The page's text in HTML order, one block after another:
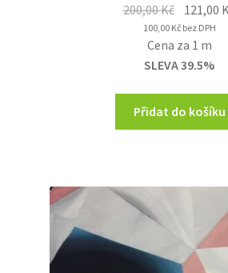
200,00Kč Original
price
was:
200,00 Kč.
121,00
100,00 Kčbez DPH
Cena za 1 m
SLEVA 39.5%
Přidat do košíku